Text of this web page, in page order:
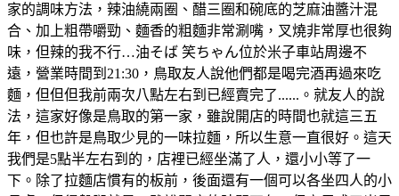
家的調味方法，辣油繞兩圈、醋三圈和碗底的芝麻油醬汁混
合、加上粗帶嚼勁、麵香的粗麵非常涮嘴，叉燒非常厚也很夠
味，但辣的我不行…油そば 笑ちゃん位於米子車站周邊不
遠，營業時間到21:30，鳥取友人說他們都是喝完酒再過來吃
麵，但但但我前兩次八點左右到已經賣完了......。就友人的說
法，這家好像是鳥取的第一家，雖說開店的時間也就這三五
年，但也許是鳥取少見的一味拉麵，所以生意一直很好。這天
我們是5點半左右到的，店裡已經坐滿了人，還小小等了一
下。除了拉麵店慣有的板前，後面還有一個可以各坐四人的小